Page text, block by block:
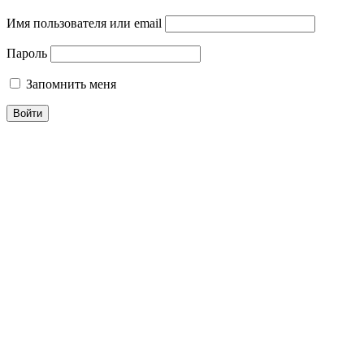
Имя пользователя или email
Пароль
Запомнить меня